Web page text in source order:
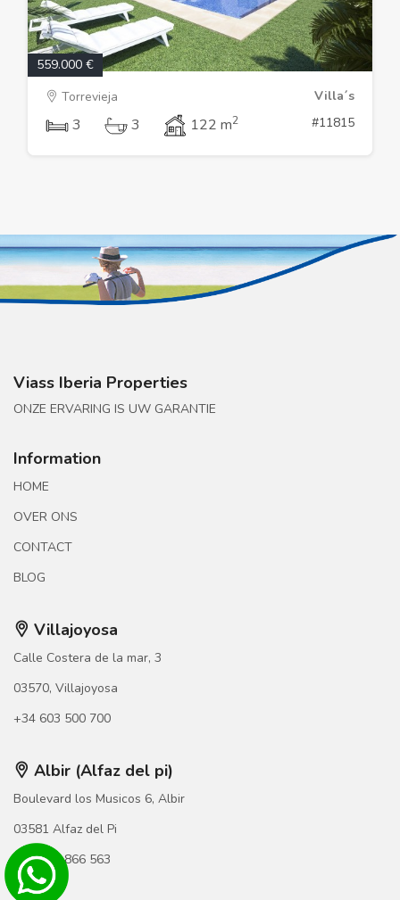
559.000 €
Torrevieja
Villa´s
3 3 122 m2 #11815
Viass Iberia Properties
ONZE ERVARING IS UW GARANTIE
Information
HOME
OVER ONS
CONTACT
BLOG
Villajoyosa
Calle Costera de la mar, 3
03570, Villajoyosa
+34 603 500 700
Albir (Alfaz del pi)
Boulevard los Musicos 6, Albir
03581 Alfaz del Pi
+34 966 866 563